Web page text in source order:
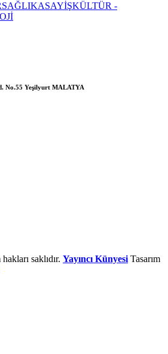
SAĞLIKASAYİŞKÜLTÜR -
No.55 Yeşilyurt MALATYA
saklıdır. Yayıncı Künyesi Tasarım